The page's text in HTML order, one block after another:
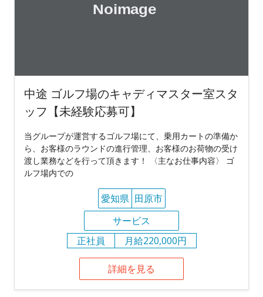
中途 ゴルフ場のキャディマスター室スタ
ッフ【未経験応募可】
当グループが運営するゴルフ場にて、乗用カートの準備か
ら、お客様のラウンドの進行管理、お客様のお荷物の受け
渡し業務などを行って頂きます！ 〈主なお仕事内容〉 ゴ
ルフ場内での
愛知県 田原市
サービス
正社員
月給220,000円
詳細を見る